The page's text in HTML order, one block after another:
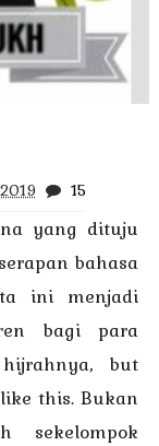
15
yang dituju
bahasa
ini menjadi
bagi para
but
this. Bukan
sekelompok